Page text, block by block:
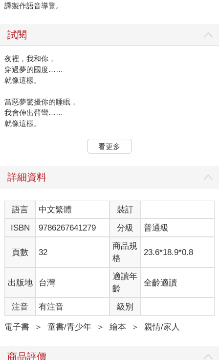
譯製作語音導覽。
試閱
夜裡，我和你，
穿過夢的國度……
就像這樣。
當惡夢驚擾你的睡眠，
我會伸出臂彎……
就像這樣。
看更多
詳細資料
語言 中文繁體
裝訂
ISBN
9786267641279 分級 普通級
頁數 32
商品規
格
23.6*18.9*0.8
出版地 台灣
適讀年
齡
全齡適讀
注音 有注音 級別
電子書 ＞ 童書/青少年 ＞ 繪本 ＞ 親情/家人
商品評價